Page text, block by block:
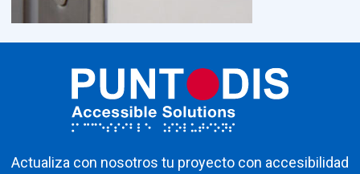
Actualiza con nosotros tu proyecto con accesibilidad